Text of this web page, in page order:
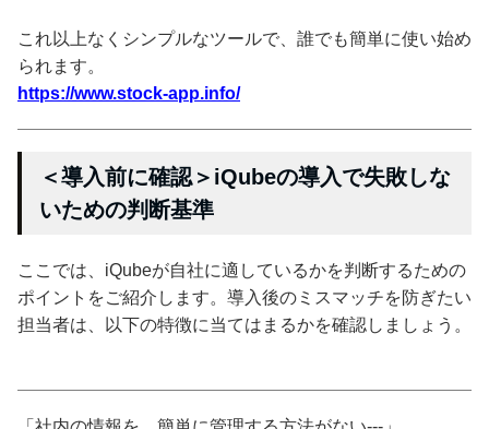
これ以上なくシンプルなツールで、誰でも簡単に使い始め
られます。
https://www.stock-app.info/
＜導入前に確認＞iQubeの導入で失敗しな
いための判断基準
ここでは、iQubeが自社に適しているかを判断するための
ポイントをご紹介します。導入後のミスマッチを防ぎたい
担当者は、以下の特徴に当てはまるかを確認しましょう。